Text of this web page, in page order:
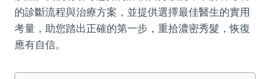
的診斷流程與治療方案，並提供選擇最佳醫生的實用
考量，助您踏出正確的第一步，重拾濃密秀髮，恢復
應有自信。